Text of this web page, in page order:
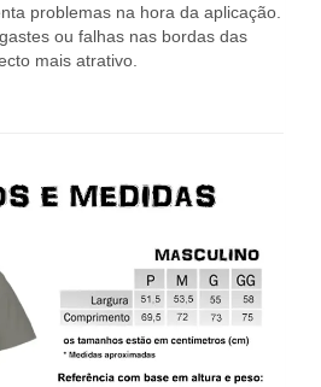
problemas na hora da aplicação.
ou falhas nas bordas das
mais atrativo.